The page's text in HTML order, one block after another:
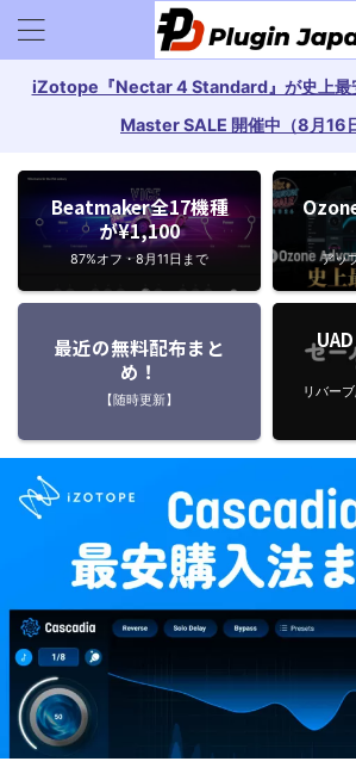
iZotope『Nectar 4 Standard』が史上
Master SALE 開催中（8月16
Beatmaker全17機種
が¥1,100
87%オフ・8月11日まで アッ
最近の無料配布まと
め！
【随時更新】
リバー